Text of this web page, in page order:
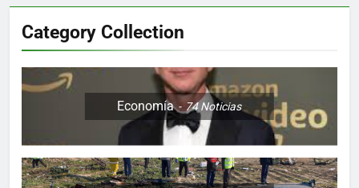
Category Collection
Economía 74Noticias